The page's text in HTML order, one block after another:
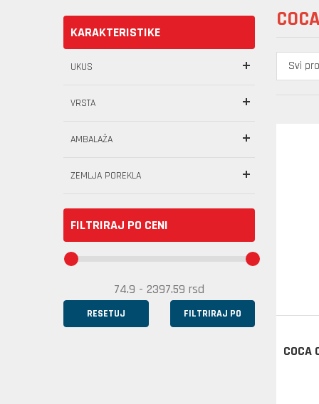
KARAKTERISTIKE
UKUS
VRSTA
AMBALAŽA
ZEMLJA POREKLA
FILTRIRAJ PO CENI
RESETUJ FILTRIRAJ PO
COCA